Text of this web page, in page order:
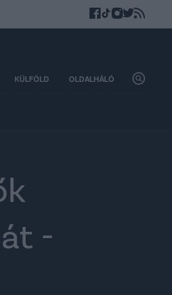
KÜLFÖLD OLDALHÁLÓ
-